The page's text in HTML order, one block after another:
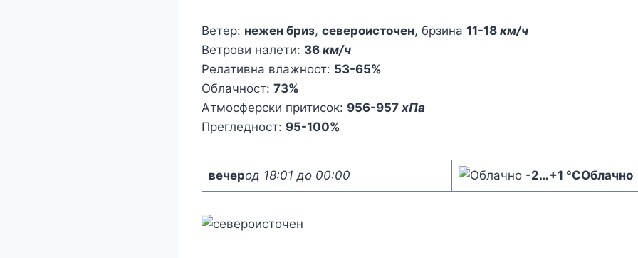
Ветер: нежен бриз, североисточен, брзина 11-18 км/ч
Ветрови налети: 36 км/ч
Релативна влажност: 53-65%
Облачност: 73%
Атмосферски притисок: 956-957 хПа
Прегледност: 95-100%
вечерод 18:01 до 00:00 -2…+1 °CОблачно